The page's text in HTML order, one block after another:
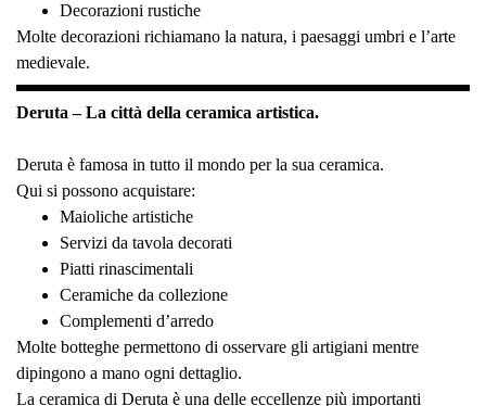
Decorazioni rustiche
Molte decorazioni richiamano la natura, i paesaggi umbri e l’arte
medievale.
Deruta – La città della ceramica artistica.
Deruta è famosa in tutto il mondo per la sua ceramica.
Qui si possono acquistare:
Maioliche artistiche
Servizi da tavola decorati
Piatti rinascimentali
Ceramiche da collezione
Complementi d’arredo
Molte botteghe permettono di osservare gli artigiani mentre
dipingono a mano ogni dettaglio.
La ceramica di Deruta è una delle eccellenze più importanti